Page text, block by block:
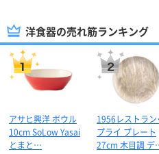
洋食器の売れ筋ランキング
アサヒ興洋 ボウル
10cm SoLow Yasai
とまと…
1956レストラン
プライ プレート
27cm 木目調